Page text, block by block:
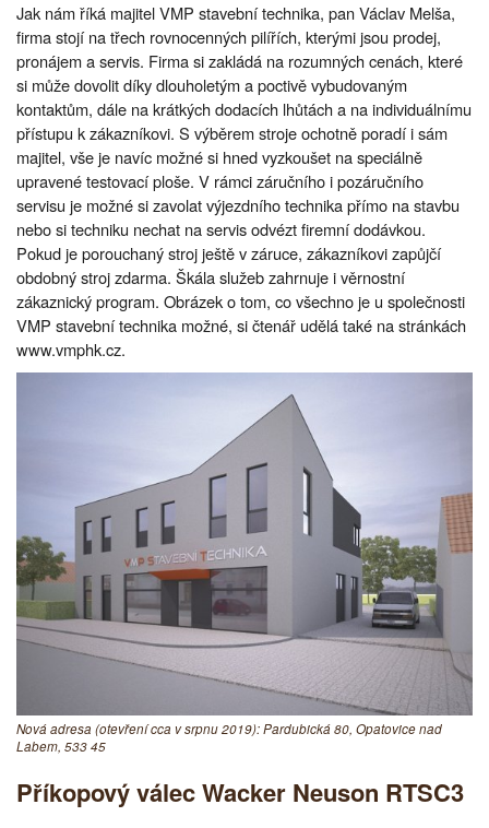
Jak nám říká majitel VMP stavební technika, pan Václav Melša,
firma stojí na třech rovnocenných pilířích, kterými jsou prodej,
pronájem a servis. Firma si zakládá na rozumných cenách, které
si může dovolit díky dlouholetým a poctivě vybudovaným
kontaktům, dále na krátkých dodacích lhůtách a na individuálnímu
přístupu k zákazníkovi. S výběrem stroje ochotně poradí i sám
majitel, vše je navíc možné si hned vyzkoušet na speciálně
upravené testovací ploše. V rámci záručního i pozáručního
servisu je možné si zavolat výjezdního technika přímo na stavbu
nebo si techniku nechat na servis odvézt firemní dodávkou.
Pokud je porouchaný stroj ještě v záruce, zákazníkovi zapůjčí
obdobný stroj zdarma. Škála služeb zahrnuje i věrnostní
zákaznický program. Obrázek o tom, co všechno je u společnosti
VMP stavební technika možné, si čtenář udělá také na stránkách
www.vmphk.cz.
Nová adresa (otevření cca v srpnu 2019): Pardubická 80, Opatovice nad
Labem, 533 45
Příkopový válec Wacker Neuson RTSC3